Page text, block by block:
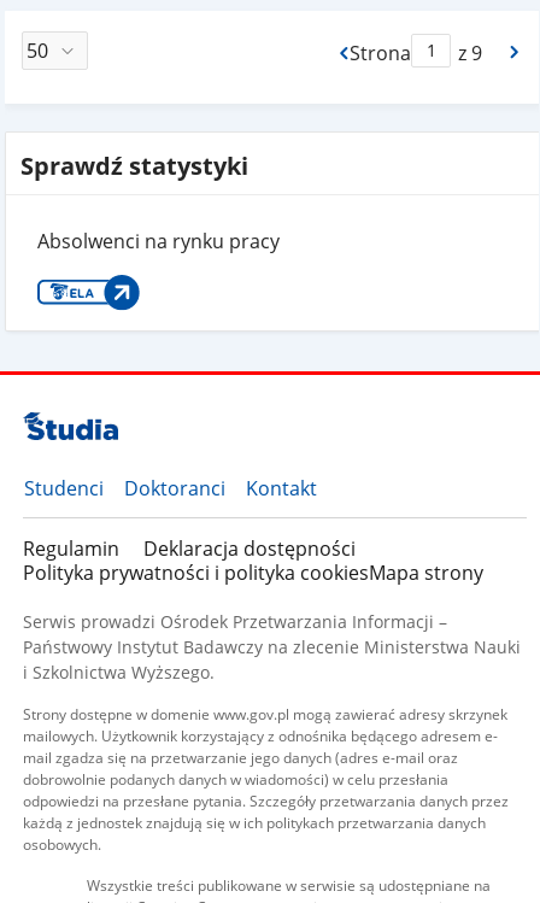
Strona
Max Stronaz 9
Sprawdź statystyki
Absolwenci na rynku pracy
Studenci Doktoranci Kontakt
Regulamin
Deklaracja dostępności
Polityka prywatności i polityka cookiesMapa strony
Serwis prowadzi Ośrodek Przetwarzania Informacji –
Państwowy Instytut Badawczy na zlecenie Ministerstwa Nauki
i Szkolnictwa Wyższego.
Strony dostępne w domenie www.gov.pl mogą zawierać adresy skrzynek
mailowych. Użytkownik korzystający z odnośnika będącego adresem e-
mail zgadza się na przetwarzanie jego danych (adres e-mail oraz
dobrowolnie podanych danych w wiadomości) w celu przesłania
odpowiedzi na przesłane pytania. Szczegóły przetwarzania danych przez
każdą z jednostek znajdują się w ich politykach przetwarzania danych
osobowych.
Wszystkie treści publikowane w serwisie są udostępniane na